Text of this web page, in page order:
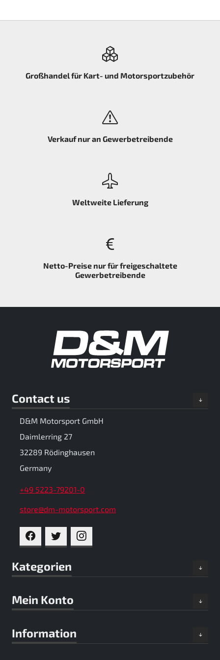
Großhandel für Kart- und Motorsportzubehör
Verkauf nur an Gewerbetreibende
Weltweite Lieferung
Netto-Preise nur für freigeschaltete
Gewerbetreibende
Kategorien
Mein Konto
Information
Contact us
D&M Motorsport GmbH
Daimlerring 27
32289 Rödinghausen
Germany
+49 5223-79201-0
store@dm-motorsport.com
FACEBOOKTWITTERINSTAGRAM